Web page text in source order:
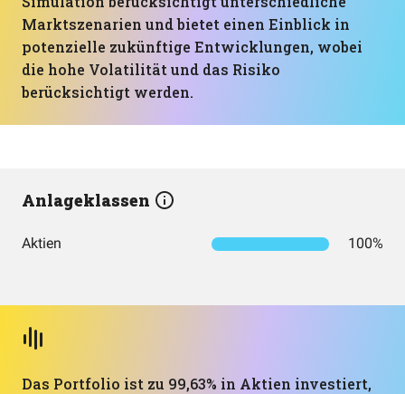
Marktszenarien und bietet einen Einblick in
potenzielle zukünftige Entwicklungen, wobei
die hohe Volatilität und das Risiko
berücksichtigt werden.
Anlageklassen
Aktien 100%
Das Portfolio ist zu 99,63% in Aktien investiert,